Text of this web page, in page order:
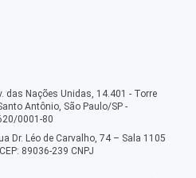
das Nações Unidas, 14.401 - Torre
Antônio, São Paulo/SP -
0001-80
Dr. Léo de Carvalho, 74 – Sala 1105
89036-239 CNPJ